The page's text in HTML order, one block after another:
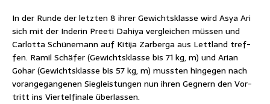
In der Run­de der letz­ten 8 ihrer Gewichts­klas­se wird Asya Ari
sich mit der Inde­rin Pree­ti Dahi­ya ver­glei­chen müs­sen und
Car­lot­ta Schü­ne­mann auf Kiti­ja Zar­ber­ga aus Lett­land tref­
fen. Ramil Schä­fer (Gewichts­klas­se bis 71 kg, m) und Ari­an
Goh­ar (Gewichts­klas­se bis 57 kg, m) muss­ten hin­ge­gen nach
vor­an­ge­gan­ge­nen Sieg­leis­tun­gen nun ihren Geg­nern den Vor­
tritt ins Vier­tel­fi­na­le überlassen.